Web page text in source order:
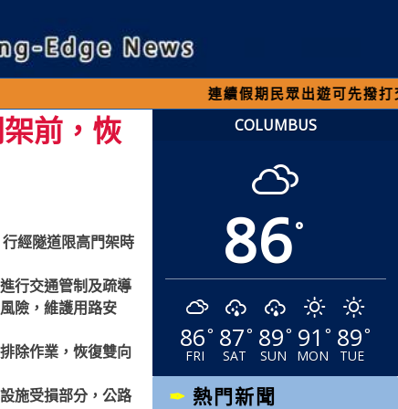
連續假期民眾出遊可先撥打交通 「1968
前，恢
經隧道限高門架時
行交通管制及疏導
險，維護用路安
除作業，恢復雙向
施受損部分，公路
COLUMBUS
86°
86°
FRI
87°
SAT
89°
SUN
91 °
MON
89°
TUE
熱門新聞